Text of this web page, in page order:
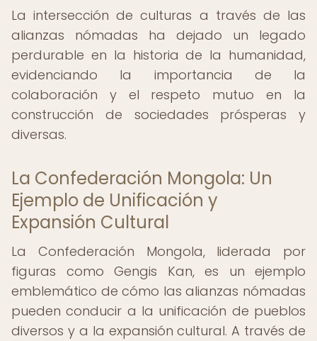
La intersección de culturas a través de las
alianzas nómadas ha dejado un legado
perdurable en la historia de la humanidad,
evidenciando la importancia de la
colaboración y el respeto mutuo en la
construcción de sociedades prósperas y
diversas.
La Confederación Mongola: Un
Ejemplo de Unificación y
Expansión Cultural
La Confederación Mongola, liderada por
figuras como Gengis Kan, es un ejemplo
emblemático de cómo las alianzas nómadas
pueden conducir a la unificación de pueblos
diversos y a la expansión cultural. A través de